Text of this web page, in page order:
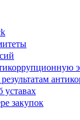
закупок